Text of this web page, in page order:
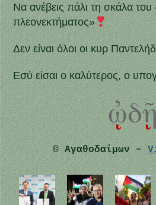
Να ανέβεις πάλι τη σκάλα του
πλεονεκτήματος»
Δεν είναι όλοι οι κυρ
Εσύ είσαι ο καλύτερος, ο
© Αγαθοδαίμων –